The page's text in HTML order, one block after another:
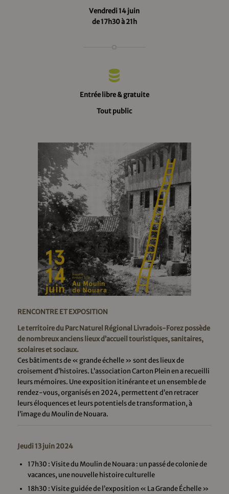
Vendredi 14 juin
de 17h30 à 21h
Entrée libre & gratuite
Tout public
RENCONTRE ET EXPOSITION
Le territoire du Parc Naturel Régional Livradois-Forez possède
de nombreux anciens lieux d’accueil touristiques, sanitaires,
scolaires et sociaux.
Ces bâtiments de « grande échelle » sont des lieux de
croisement d’histoires. L’association Carton Plein en a recueilli
leurs mémoires. Une exposition itinérante et un ensemble de
rendez-vous, organisés en 2024, permettent d’en retracer
leurs éloquences et leurs potentiels de transformation, à
l’image du Moulin de Nouara.
Jeudi 13 juin 2024
17h30 : Visite du Moulin de Nouara : un passé de colonie de
vacances, une nouvelle histoire culturelle
18h30 : Visite guidée de l’exposition « La Grande Échelle »